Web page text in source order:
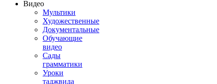
Видео
Мультики
Художественные
Документальные
Обучающие
видео
Сады
грамматики
Уроки
таджвида